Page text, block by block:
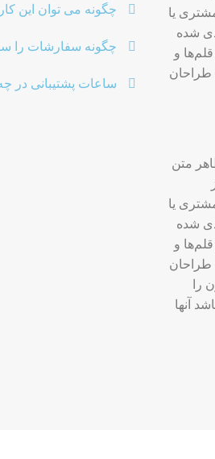
یا
شده
و
طراحان
متن
یا
شده
و
طراحان
را
آنها
چگونه می توان این کار
چگونه سفارشات را
ساعات پشتیبانی در